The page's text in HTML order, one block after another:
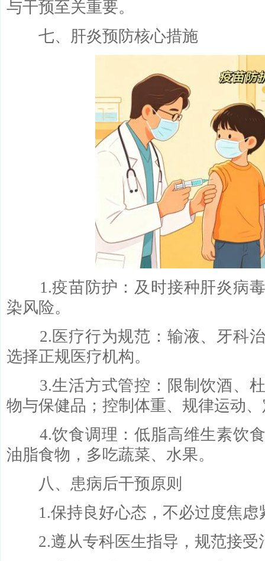
与干预至关重要。
七、肝炎预防核心措施
1.疫苗防护：及时接种肝炎病毒
染风险。
2.医疗行为规范：输液、牙科治
选择正规医疗机构。
3.生活方式管控：限制饮酒、杜
物与保健品；控制体重、规律运动
4.饮食调理：低脂高维生素饮食
油脂食物，多吃蔬菜、水果。
八、患病后干预原则
1.保持良好心态，不必过度焦虑
2.遵从专科医生指导，规范接受